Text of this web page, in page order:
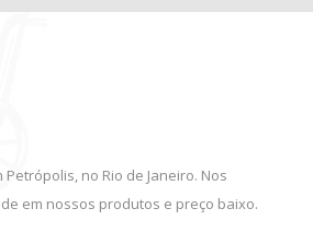
no Rio de Janeiro. Nos
em nossos produtos e preço baixo.